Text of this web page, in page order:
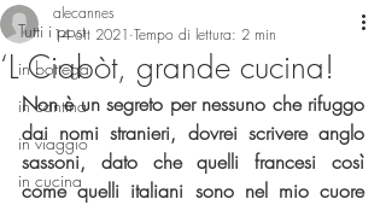
Tutti i post
in bottega
in cantina
in viaggio
in cucina
‘L Ciabòt, grande cucina!
alecannes
14 ott 2021 Tempo di lettura: 2 min
Non è un segreto per nessuno che rifuggo
dai nomi stranieri, dovrei scrivere anglo
sassoni, dato che quelli francesi così
come quelli italiani sono nel mio cuore